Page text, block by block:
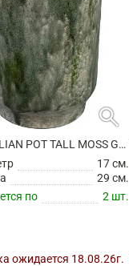
search
ВАЗА JULIAN POT TALL MOSS GREEN
17 см.
29 см.
по
2 шт.
ожидается 18.08.26г.